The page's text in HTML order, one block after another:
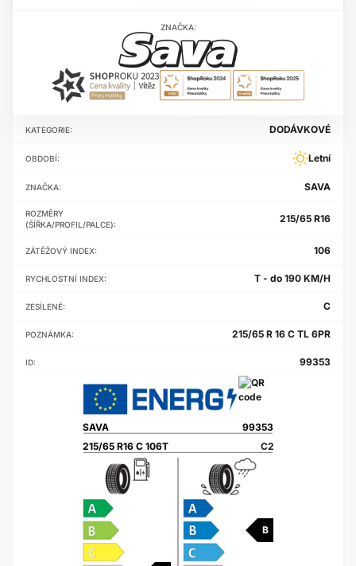
KATEGORIE: DODÁVKOVÉ
OBDOBÍ: Letní
ZNAČKA: SAVA
ROZMĚRY
(ŠÍŘKA/PROFIL/PALCE):
215/65 R16
ZÁTĚŽOVÝ INDEX: 106
RYCHLOSTNÍ INDEX: T - do 190 KM/H
ZESÍLENÉ: C
POZNÁMKA: 215/65 R 16 C TL 6PR
ID: 99353
215/65 R16 C 106T
SAVA 99353
B
C2
ZNAČKA: